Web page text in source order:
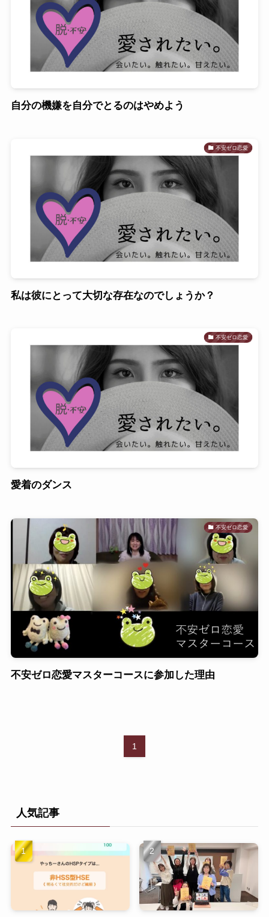
自分の機嫌を自分でとるのはやめよう
不安ゼロ恋愛
私は彼にとって大切な存在なのでしょうか？
不安ゼロ恋愛
愛着のダンス
不安ゼロ恋愛
不安ゼロ恋愛マスターコースに参加した理由
1
人気記事